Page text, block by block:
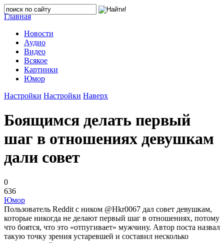
Главная
Новости
Аудио
Видео
Всякое
Картинки
Юмор
Настройки Настройки Наверх
Боящимся делать первый
шаг в отношениях девушкам
дали совет
0
636
Юмор
Пользователь Reddit с ником @Hkr0067 дал совет девушкам,
которые никогда не делают первый шаг в отношениях, потому
что боятся, что это «отпугивает» мужчину. Автор поста назвал
такую точку зрения устаревшей и составил несколько